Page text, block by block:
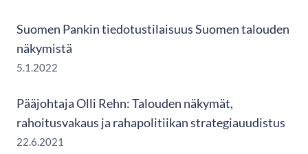
Suomen Pankin tiedotustilaisuus Suomen talouden
näkymistä
5.1.2022
Pääjohtaja Olli Rehn: Talouden näkymät,
rahoitusvakaus ja rahapolitiikan strategiauudistus
22.6.2021